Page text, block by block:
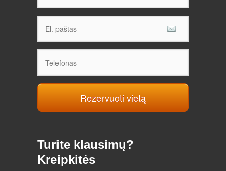
Rezervuoti vietą
Turite klausimų?
Kreipkitės